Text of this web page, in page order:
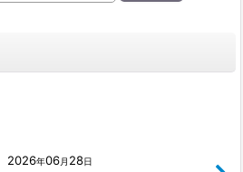
2026年06月 28日